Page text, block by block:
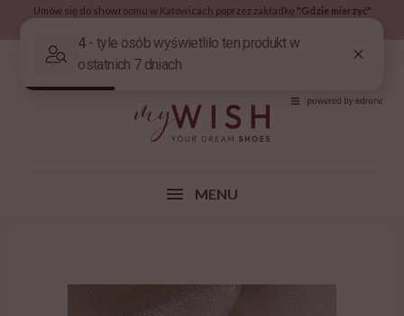
Umów się do showroomu w Katowicach poprzez zakładkę "Gdzie mierzyć"
MENU